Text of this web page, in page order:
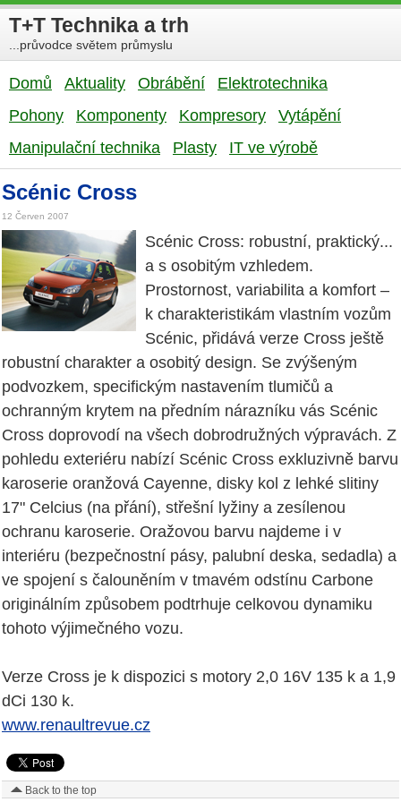
T+T Technika a trh
...průvodce světem průmyslu
Domů Aktuality Obrábění
Elektrotechnika
Pohony
Komponenty Kompresory
Vytápění
Manipulační technika
Plasty IT ve výrobě
Scénic Cross
12 Červen 2007
Scénic Cross: robustní, praktický...
a s osobitým vzhledem.
Prostornost, variabilita a komfort –
k charakteristikám vlastním vozům
Scénic, přidává verze Cross ještě
robustní charakter a osobitý design. Se zvýšeným
podvozkem, specifickým nastavením tlumičů a
ochranným krytem na předním nárazníku vás Scénic
Cross doprovodí na všech dobrodružných výpravách. Z
pohledu exteriéru nabízí Scénic Cross exkluzivně barvu
karoserie oranžová Cayenne, disky kol z lehké slitiny
17" Celcius (na přání), střešní lyžiny a zesílenou
ochranu karoserie. Oražovou barvu najdeme i v
interiéru (bezpečnostní pásy, palubní deska, sedadla) a
ve spojení s čalouněním v tmavém odstínu Carbone
originálním způsobem podtrhuje celkovou dynamiku
tohoto výjimečného vozu.
Verze Cross je k dispozici s motory 2,0 16V 135 k a 1,9
dCi 130 k.
www.renaultrevue.cz
Back to the top